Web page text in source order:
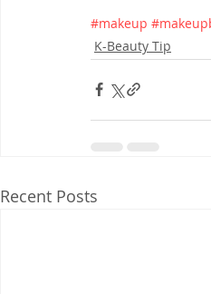
#makeup
K-Beauty Tip
Recent Posts